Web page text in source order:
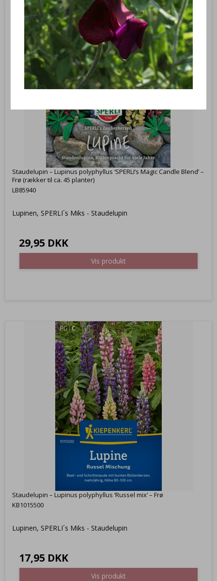
Staudelupin – Lupinus polyphyllus ‘SPERLI’s Magic Candle Blend’ –
Frø (rækker til ca. 45 planter)
LB85940
Lupinen, SPERLI´s Miks - Staudelupin
29,95 DKK
Vis produkt
Staudelupin – Lupinus polyphyllus ‘Russel mix‘ – Frø
KB1015500
Lupinen, SPERLI´s Miks - Staudelupin
17,95 DKK
Vis produkt